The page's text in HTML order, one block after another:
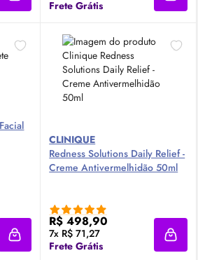
Frete Grátis
Adicionar à sacola
CLINIQUE
Redness Solutions Daily Relief -
Creme Antivermelhidão 50ml
R$ 498,90
7x R$ 71,27
Frete Grátis